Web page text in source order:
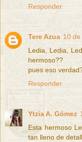
Responder
Tere Azua 10
Ledia, Ledia,
hermoso??
pues eso
Responder
Ytzia A. Gómez
Esta hermoso
tan lleno de